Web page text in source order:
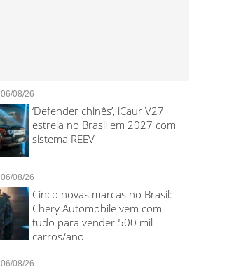
06/08/26
‘Defender chinês’, iCaur V27
estreia no Brasil em 2027 com
sistema REEV
06/08/26
Cinco novas marcas no Brasil:
Chery Automobile vem com
tudo para vender 500 mil
carros/ano
06/08/26